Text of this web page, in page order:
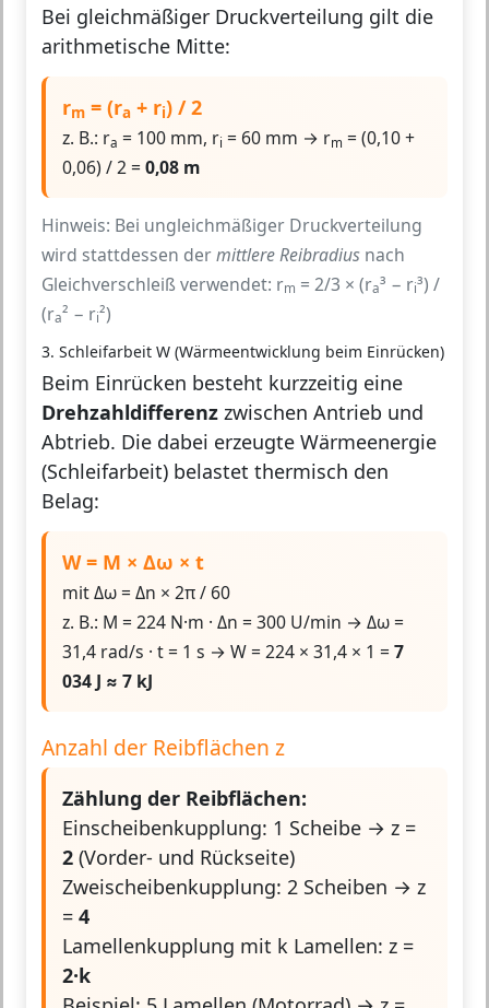
Bei gleichmäßiger Druckverteilung gilt die
arithmetische Mitte:
rm = (ra + ri) / 2
z. B.: ra = 100 mm, ri = 60 mm → rm = (0,10 +
0,06) / 2 = 0,08 m
Hinweis: Bei ungleichmäßiger Druckverteilung
wird stattdessen dermittlere Reibradius nach
Gleichverschleiß verwendet: rm = 2/3 × (ra³ − ri³) /
(ra² − ri²)
3. Schleifarbeit W (Wärmeentwicklung beim Einrücken)
Beim Einrücken besteht kurzzeitig eine
Drehzahldifferenz zwischen Antrieb und
Abtrieb. Die dabei erzeugte Wärmeenergie
(Schleifarbeit) belastet thermisch den
Belag:
W = M × Δω × t
mit Δω = Δn × 2π / 60
z. B.: M = 224 N·m · Δn = 300 U/min → Δω =
31,4 rad/s · t = 1 s → W = 224 × 31,4 × 1 = 7
034 J ≈ 7 kJ
Anzahl der Reibflächen z
Zählung der Reibflächen:
Einscheibenkupplung: 1 Scheibe → z =
2 (Vorder- und Rückseite)
Zweischeibenkupplung: 2 Scheiben → z
= 4
Lamellenkupplung mit k Lamellen: z =
2·k